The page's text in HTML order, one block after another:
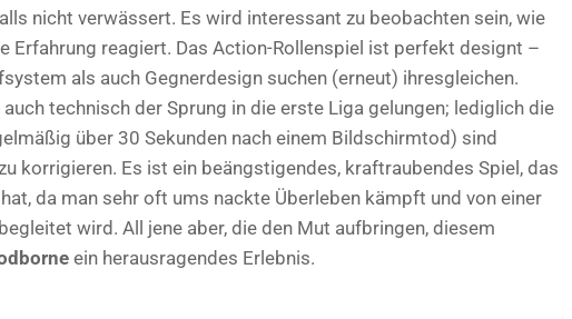
nicht verwässert. Es wird interessant zu beobachten sein, wie
Erfahrung reagiert. Das Action-Rollenspiel ist perfekt designt –
als auch Gegnerdesign suchen (erneut) ihresgleichen.
technisch der Sprung in die erste Liga gelungen; lediglich die
über 30 Sekunden nach einem Bildschirmtod) sind
korrigieren. Es ist ein beängstigendes, kraftraubendes Spiel, das
da man sehr oft ums nackte Überleben kämpft und von einer
wird. All jene aber, die den Mut aufbringen, diesem
ein herausragendes Erlebnis.